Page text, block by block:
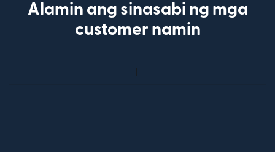
Alamin ang sinasabi ng mga
customer namin